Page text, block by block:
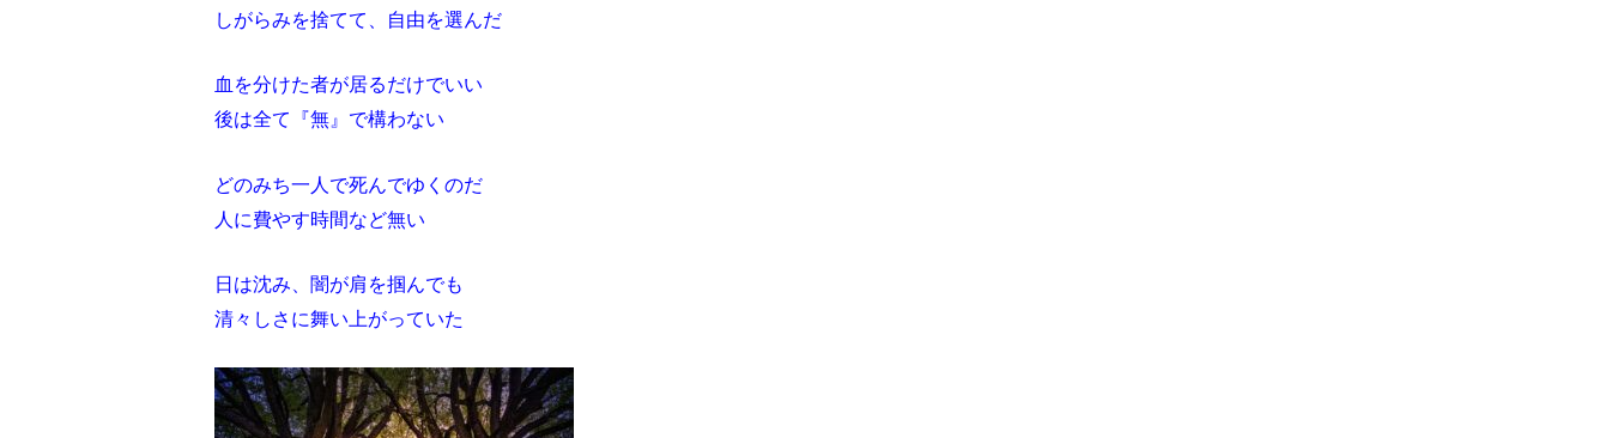
しがらみを捨てて、自由を選んだ
血を分けた者が居るだけでいい
後は全て『無』で構わない
どのみち一人で死んでゆくのだ
人に費やす時間など無い
日は沈み、闇が肩を掴んでも
清々しさに舞い上がっていた